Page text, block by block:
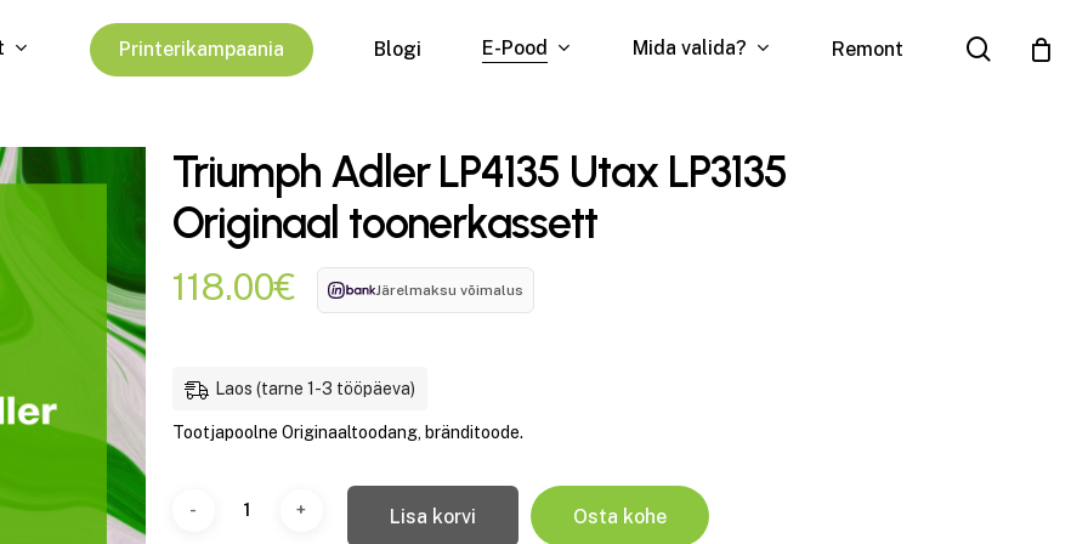
Printerikampaania Blogi E-Pood Mida valida? Remont search
Triumph Adler LP4135 Utax LP3135
Originaal toonerkassett
118.00€ Järelmaksu võimalus
Laos (tarne 1-3 tööpäeva)
Tootjapoolne Originaaltoodang, bränditoode.
Lisa korvi Osta kohe